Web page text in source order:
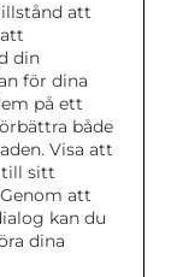
att
din
för dina
på ett
både
Visa att
till sitt
att
kan du
dina